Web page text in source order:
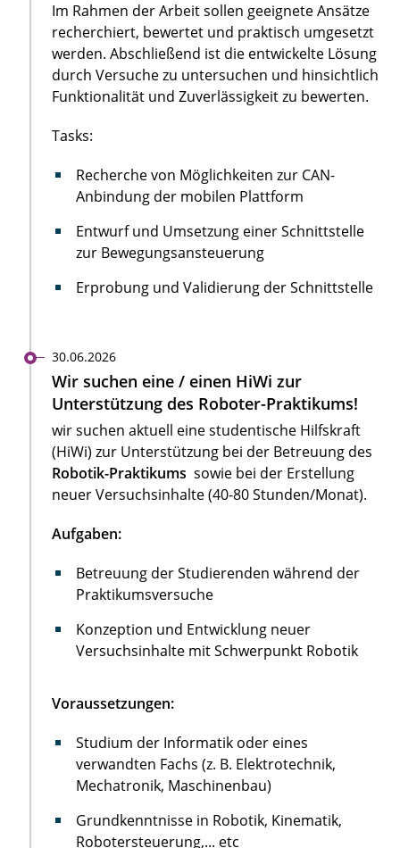
Im Rahmen der Arbeit sollen geeignete Ansätze
recherchiert, bewertet und praktisch umgesetzt
werden. Abschließend ist die entwickelte Lösung
durch Versuche zu untersuchen und hinsichtlich
Funktionalität und Zuverlässigkeit zu bewerten.
Tasks:
Recherche von Möglichkeiten zur CAN-
Anbindung der mobilen Plattform
Entwurf und Umsetzung einer Schnittstelle
zur Bewegungsansteuerung
Erprobung und Validierung der Schnittstelle
30.06.2026
Wir suchen eine / einen HiWi zur
Unterstützung des Roboter-Praktikums!
wir suchen aktuell eine studentische Hilfskraft
(HiWi) zur Unterstützung bei der Betreuung des
Robotik-Praktikums sowie bei der Erstellung
neuer Versuchsinhalte (40-80 Stunden/Monat).
Aufgaben:
Betreuung der Studierenden während der
Praktikumsversuche
Konzeption und Entwicklung neuer
Versuchsinhalte mit Schwerpunkt Robotik
Voraussetzungen:
Studium der Informatik oder eines
verwandten Fachs (z. B. Elektrotechnik,
Mechatronik, Maschinenbau)
Grundkenntnisse in Robotik, Kinematik,
Robotersteuerung,... etc